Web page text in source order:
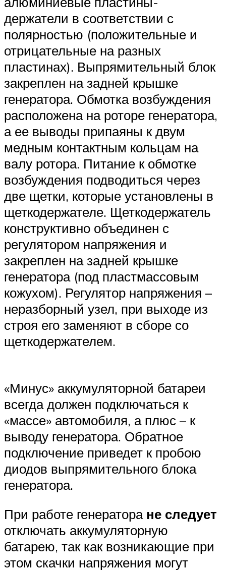
держатели в соответствии с
полярностью (положительные и
отрицательные на разных
пластинах). Выпрямительный блок
закреплен на задней крышке
генератора. Обмотка возбуждения
расположена на роторе генератора,
а ее выводы припаяны к двум
медным контактным кольцам на
валу ротора. Питание к обмотке
возбуждения подводиться через
две щетки, которые установлены в
щеткодержателе. Щеткодержатель
конструктивно объединен с
регулятором напряжения и
закреплен на задней крышке
генератора (под пластмассовым
кожухом). Регулятор напряжения –
неразборный узел, при выходе из
строя его заменяют в сборе со
щеткодержателем.
«Минус» аккумуляторной батареи
всегда должен подключаться к
«массе» автомобиля, а плюс – к
выводу генератора. Обратное
подключение приведет к пробою
диодов выпрямительного блока
генератора.
При работе генератора не следует
отключать аккумуляторную
батарею, так как возникающие при
этом скачки напряжения могут